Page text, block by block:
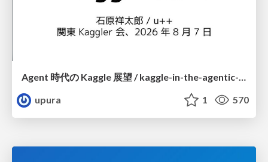
Agent 時代の Kaggle 展望 / kaggle-in-the-agentic-era
upura
1 570